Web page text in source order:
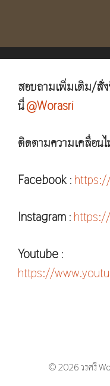
สอบถามเพิ่มเติม/สั่
นี่@Worasri
ติดตามความเคลื่อน
Facebook :
Instagram :
Youtube :
https://
© 2026 วรศรี